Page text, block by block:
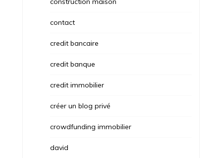
contact
credit bancaire
credit banque
credit immobilier
créer un blog privé
crowdfunding immobilier
david